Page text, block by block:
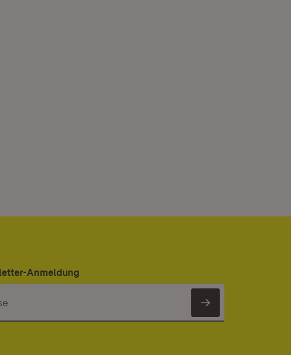
Anmeldung
Newsletter